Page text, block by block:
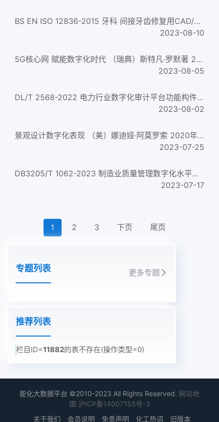
BS EN ISO 12836-2015 牙科 间接牙齿修复用CAD/CAM系统的数字化设备 评定精确度的试验方法 Dentistry. Digitizing d...
2023-08-10
5G核心网 赋能数字化时代 （瑞典）斯特凡·罗默著 2020年版
2023-08-05
DL/T 2568-2022 电力行业数字化审计平台功能构件与技术要求
2023-08-02
景观设计数字化表现 （美）娜迪娅·阿莫罗索 2020年版
2023-07-25
DB3205/T 1062-2023 制造业质量管理数字化水平评价规范
2023-07-17
1 2 3 下页 尾页
专题列表 更多专题
推荐列表
栏目ID=11882的表不存在(操作类型=0)
能化大数据平台 ©2010-2023 All Rights Reserved. 网站地
图 沪ICP备14007155号-3
关于我们
会员说明 免责声明 化工热词 旧版本